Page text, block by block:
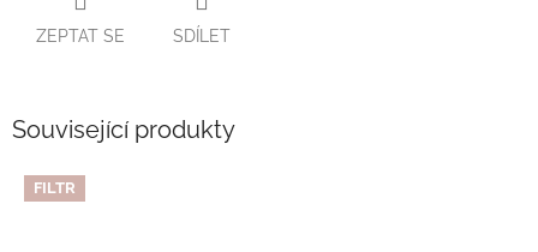
ZEPTAT SE SDÍLET
Související produkty
FILTR